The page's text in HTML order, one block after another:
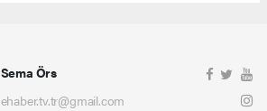
Sema Örs
ehaber.tv.tr@gmail.com